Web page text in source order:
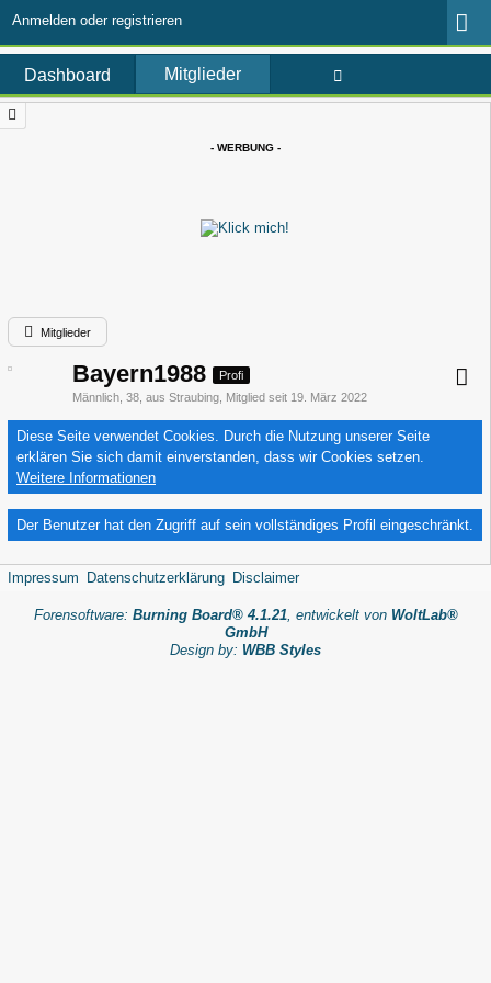
Anmelden oder registrieren
Dashboard Mitglieder
- WERBUNG -
Mitglieder
Bayern1988
Profi
Männlich 38 aus Straubing Mitglied seit 19. März 2022
Diese Seite verwendet Cookies. Durch die Nutzung unserer Seite
erklären Sie sich damit einverstanden, dass wir Cookies setzen.
Weitere Informationen
Der Benutzer hat den Zugriff auf sein vollständiges Profil eingeschränkt.
Impressum Datenschutzerklärung Disclaimer
Forensoftware: Burning Board® 4.1.21, entwickelt von WoltLab®
GmbH
Design by: WBB Styles